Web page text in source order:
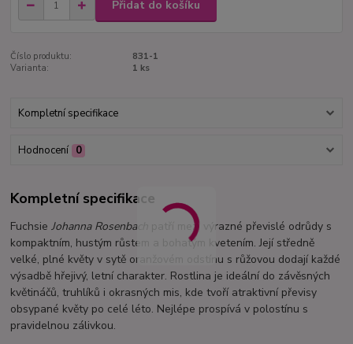
Přidat do košíku
Číslo produktu:
831-1
Varianta:
1 ks
Kompletní specifikace
Hodnocení 0
Kompletní specifikace
FuchsieJohanna Rosenbach
patří mezi výrazné převislé odrůdy s
kompaktním, hustým růstem a bohatým kvetením. Její středně
velké, plné květy v sytě oranžovém odstínu s růžovou dodají každé
výsadbě hřejivý, letní charakter. Rostlina je ideální do závěsných
květináčů, truhlíků i okrasných mis, kde tvoří atraktivní převisy
obsypané květy po celé léto. Nejlépe prospívá v polostínu s
pravidelnou zálivkou.